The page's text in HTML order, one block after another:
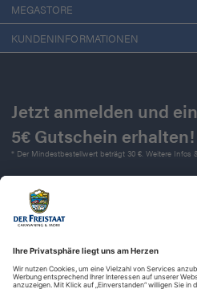
MEGASTORE
KUNDENINFORMATIONEN
Jetzt anmelden und
5€ Gutschein
* Der Mindestbestellwert beträgt 30 €. Weitere Infos